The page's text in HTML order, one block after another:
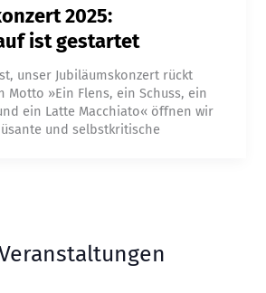
2025:
ist gestartet
unser Jubiläumskonzert rückt
Motto »Ein Flens, ein Schuss, ein
ein Latte Macchiato« öffnen wir
und selbstkritische